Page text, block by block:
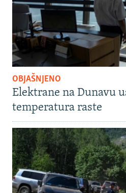
OBJAŠNJENO
Elektrane na Dunavu
temperatura raste